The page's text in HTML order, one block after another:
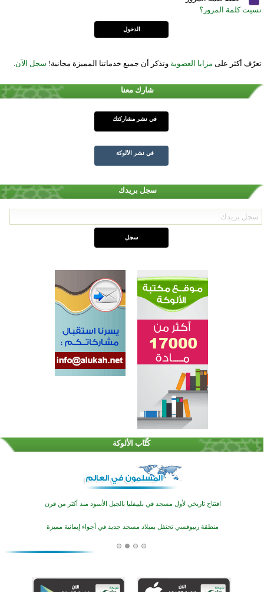
نسيت كلمة المرور؟
تعرّف أكثر على مزايا العضوية وتذكر أن جميع خدماتنا المميزة مجانية! سجل الآن
شارك معنا
في نشر مشاركتك
في نشر الألوكة
سجل بريدك
كُتَّاب الألوكة
اختتام الدورة التاسعة لمسابقة حفظ وتلاوة القرآن الكريم في أزناكاييف
تيسليتش تختتم برنامجا تعليميا لتعزيز القيم وبناء الشخصية للشباب المسلمين
اختتام منافسات قرآنية متميزة في بنغلاديش بمشاركة 3000 متسابق
افتتاح تاريخي لأول مسجد في بلييفليا بالجبل الأسود منذ أكثر من قرن
منطقة ريبوفسي تحتفل بميلاد مسجد جديد في أجواء إيمانية مميزة
أكبر مشروع إسلامي في ريف أستراليا يفتتح أبوابه بعد سنوات من العمل والعطاء